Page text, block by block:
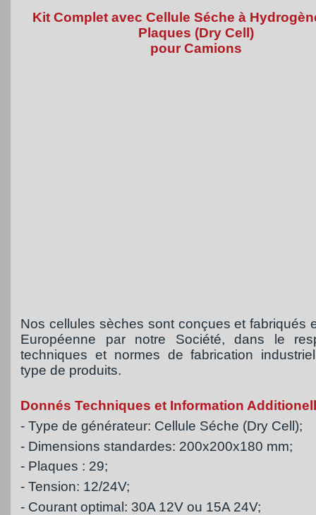
Kit Complet avec Cellule Séche à
Plaques (Dry Cell)
pour Camions
Nos cellules sèches sont conçues et fabriqués
Européenne par notre Société, dans le
techniques et normes de fabrication
type de produits.
Donnés Techniques et Information
- Type de générateur: Cellule Séche (Dry Cell);
- Dimensions standardes: 200x200x180 mm;
- Plaques : 29;
- Tension: 12/24V;
- Courant optimal: 30A 12V ou 15A 24V;